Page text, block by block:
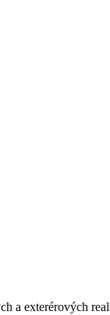
a exterérových